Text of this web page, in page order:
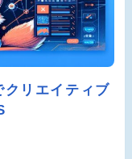
リエイティブ